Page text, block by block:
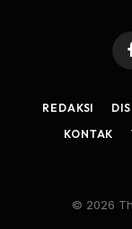
REDAKSI
KONTAK
© 2026